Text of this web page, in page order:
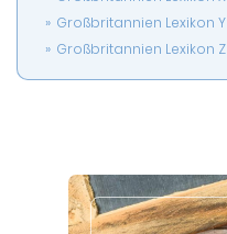
Großbritannien Lexikon Y
Großbritannien Lexikon Z